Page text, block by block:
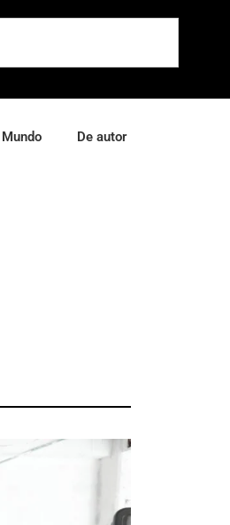
Mundo De autor